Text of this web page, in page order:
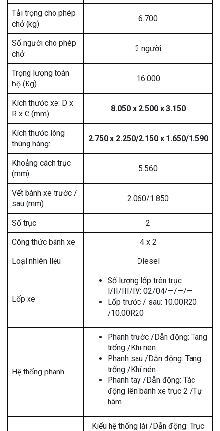
Tải trọng cho phép
chở (kg)
6.700
Số người cho phép
chở
3 người
Trọng lượng toàn
bộ (Kg)
16.000
Kích thước xe: D x
R x C (mm)
8.050 x 2.500 x 3.150
Kích thước lòng
thùng hàng:
2.750 x 2.250/2.150 x 1.650/1.590
Khoảng cách trục
(mm)
5.560
Vết bánh xe trước /
sau (mm)
2.060/1.850
Số trục 2
Công thức bánh xe 4 x 2
Loại nhiên liệu Diesel
Lốp xe
Số lượng lốp trên trục
I/II/III/IV: 02/04/—/—/—
Lốp trước / sau: 10.00R20
/10.00R20
Hệ thống phanh
Phanh trước /Dẫn động: Tang
trống /Khí nén
Phanh sau /Dẫn động: Tang
trống /Khí nén
Phanh tay /Dẫn động: Tác
động lên bánh xe trục 2 /Tự
hãm
Kiểu hệ thống lái /Dẫn động: Trục